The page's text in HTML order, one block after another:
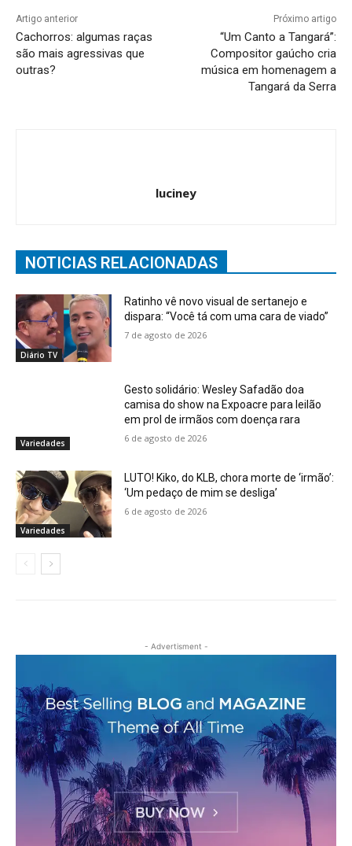
Artigo anterior
Cachorros: algumas raças
são mais agressivas que
outras?
Próximo artigo
“Um Canto a Tangará”:
Compositor gaúcho cria
música em homenagem a
Tangará da Serra
luciney
NOTICIAS RELACIONADAS
Diário TV
Ratinho vê novo visual de sertanejo e
dispara: “Você tá com uma cara de viado”
7 de agosto de 2026
Variedades
Gesto solidário: Wesley Safadão doa
camisa do show na Expoacre para leilão
em prol de irmãos com doença rara
6 de agosto de 2026
Variedades
LUTO! Kiko, do KLB, chora morte de ‘irmão’:
‘Um pedaço de mim se desliga’
6 de agosto de 2026
- Advertisment -